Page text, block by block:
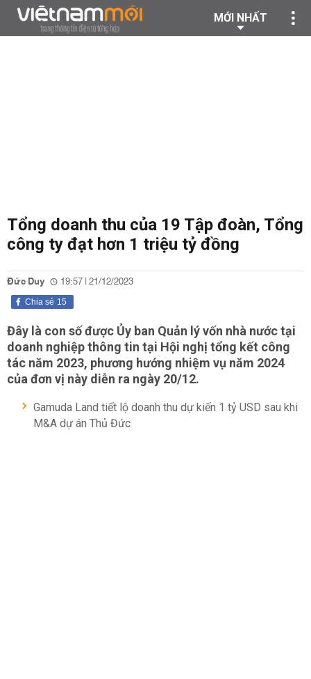
MỚI NHẤT
Tổng doanh thu của 19 Tập đoàn, Tổng
công ty đạt hơn 1 triệu tỷ đồng
Đức Duy 19:57 | 21/12/2023
15
Chia sẻ
Đây là con số được Ủy ban Quản lý vốn nhà nước tại
doanh nghiệp thông tin tại Hội nghị tổng kết công
tác năm 2023, phương hướng nhiệm vụ năm 2024
của đơn vị này diễn ra ngày 20/12.
Gamuda Land tiết lộ doanh thu dự kiến 1 tỷ USD sau khi
M&A dự án Thủ Đức